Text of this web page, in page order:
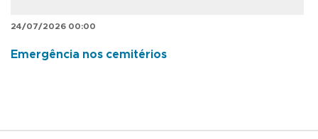
24/07/2026 00:00
Emergência nos cemitérios